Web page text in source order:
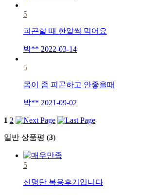
5
피곤할 때 한알씩 먹어요
박** 2022-03-14
5
몸이 좀 피곤하고 안좋을때
박** 2021-09-02
1 2
일반 상품평 (3)
5
신명단 복용후기입니다